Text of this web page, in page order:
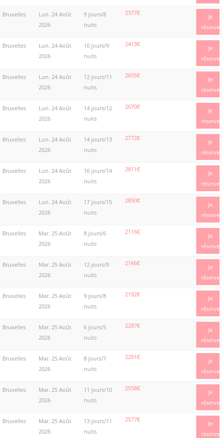
Bruxelles
Lun. 24 Août
2026
9 jours/8
nuits
2377€
Je
réserve
Bruxelles
Lun. 24 Août
2026
10 jours/9
nuits
2413€
Je
réserve
Bruxelles
Lun. 24 Août
2026
12 jours/11
nuits
2655€
Je
réserve
Bruxelles
Lun. 24 Août
2026
14 jours/12
nuits
2670€
Je
réserve
Bruxelles
Lun. 24 Août
2026
14 jours/13
nuits
2772€
Je
réserve
Bruxelles
Lun. 24 Août
2026
16 jours/14
nuits
2811€
Je
réserve
Bruxelles
Lun. 24 Août
2026
17 jours/15
nuits
2850€
Je
réserve
Bruxelles
Mar. 25 Août
2026
8 jours/6
nuits
2116€
Je
réserve
Bruxelles
Mar. 25 Août
2026
12 jours/9
nuits
2166€
Je
réserve
Bruxelles
Mar. 25 Août
2026
9 jours/8
nuits
2192€
Je
réserve
Bruxelles
Mar. 25 Août
2026
6 jours/5
nuits
2287€
Je
réserve
Bruxelles
Mar. 25 Août
2026
8 jours/7
nuits
2291€
Je
réserve
Bruxelles
Mar. 25 Août
2026
11 jours/10
nuits
2558€
Je
réserve
Bruxelles
Mar. 25 Août
2026
13 jours/11
nuits
2577€
Je
réserve